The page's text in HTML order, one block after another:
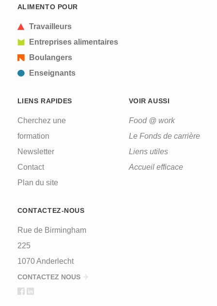
ALIMENTO POUR
Travailleurs
Entreprises alimentaires
Boulangers
Enseignants
LIENS RAPIDES
Cherchez une
formation
Newsletter
Contact
Plan du site
VOIR AUSSI
Food @ work
Le Fonds de carrière
Liens utiles
Accueil efficace
CONTACTEZ-NOUS
Rue de Birmingham
225
1070 Anderlecht
CONTACTEZ NOUS